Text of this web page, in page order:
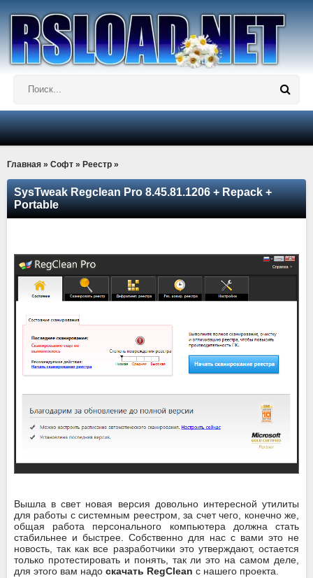
Главная » Софт » Реестр »
SysTweak Regclean Pro 8.45.81.1206 + Repack +
Portable
Вышла в свет новая версия довольно интересной утилиты
для работы с системным реестром, за счет чего, конечно же,
общая работа персонального компьютера должна стать
стабильнее и быстрее. Собственно для нас с вами это не
новость, так как все разработчики это утверждают, остается
только протестировать и понять, так ли это на самом деле,
для этого вам надо скачать RegClean с нашего проекта.